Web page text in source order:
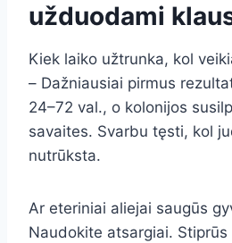
užduodami
Kiek laiko užtrunka, kol
– Dažniausiai pirmus
24–72 val., o kolonijos
savaites. Svarbu tęsti, kol
nutrūksta.
Ar eteriniai aliejai saugūs
Naudokite atsargiai.